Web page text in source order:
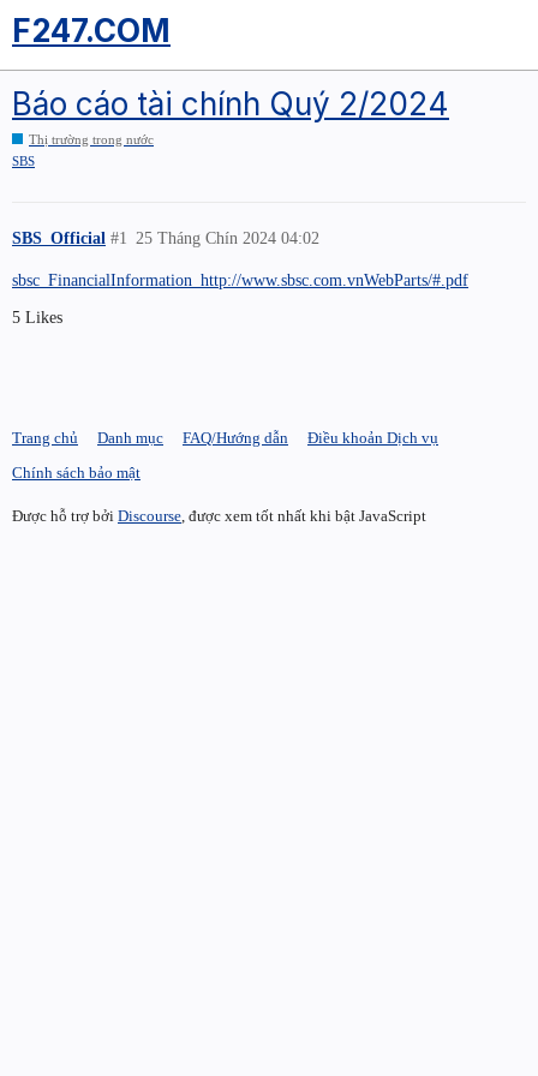
F247.COM
Báo cáo tài chính Quý 2/2024
Thị trường trong nước
SBS
SBS_Official 25 Tháng Chín 2024 04:02
#1
sbsc_FinancialInformation_http://www.sbsc.com.vnWebParts/#.pdf
5 Likes
Trang chủ Danh mục FAQ/Hướng dẫn
Điều khoản Dịch vụ
Chính sách bảo mật
Được hỗ trợ bởi Discourse , được xem tốt nhất khi bật JavaScript